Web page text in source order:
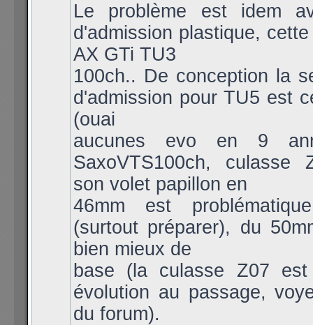
Le problème est idem
d'admission plastique,
AX GTi TU3
100ch.. De conception la
d'admission pour TU5 est
(ouai
aucunes evo en 9
SaxoVTS100ch, culasse
son volet papillon en
46mm est
(surtout préparer), du
bien mieux de
base (la culasse Z07
évolution au passage,
du forum).